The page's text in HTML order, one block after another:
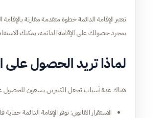
تعتبر الإقامة الدائمة خطوة متقدمة مقارنة
بمجرد حصولك على الإقامة الدائمة، يمكنك
لماذا تريد الحصول على
هناك عدة أسباب تجعل الكثيرين يسعون للحصول على
الاستقرار القانوني: توفر الإقامة الدائمة